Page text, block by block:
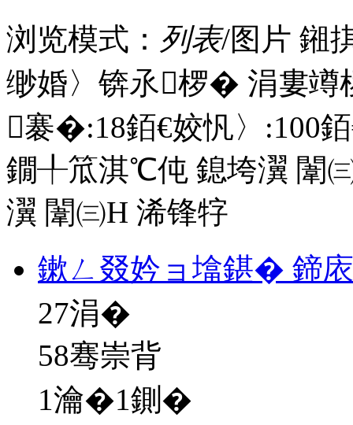
浏览模式： 列表/图片 鎺
缈婚〉锛氶椤� 涓婁
褰�:18銆€姣忛〉:100
鐗╀笟淇℃伅 鎴垮瀷 闈
瀷 闈㈢Н 浠锋牸
鏉ㄥ叕妗ョ墖鍖� 鍗
27涓�
58骞崇背
1瀹�1鍘�